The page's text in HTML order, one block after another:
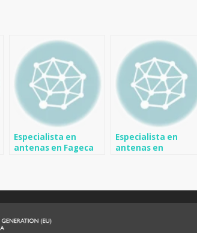
Especialista en
antenas en Fageca
Especialista en
antenas en